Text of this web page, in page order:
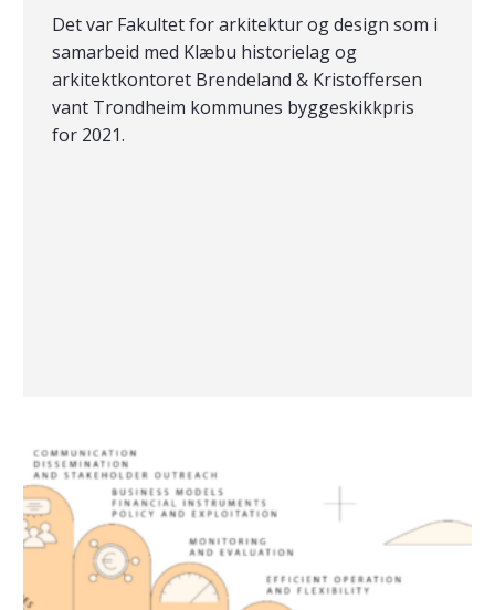
Det var Fakultet for arkitektur og design som i
samarbeid med Klæbu historielag og
arkitektkontoret Brendeland & Kristoffersen
vant Trondheim kommunes byggeskikkpris
for 2021.